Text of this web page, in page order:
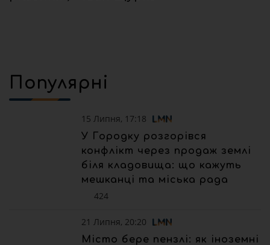
Популярні
15 Липня, 17:18
У Городку розгорівся
конфлікт через продаж землі
біля кладовища: що кажуть
мешканці та міська рада
424
21 Липня, 20:20
Місто бере пензлі: як іноземні